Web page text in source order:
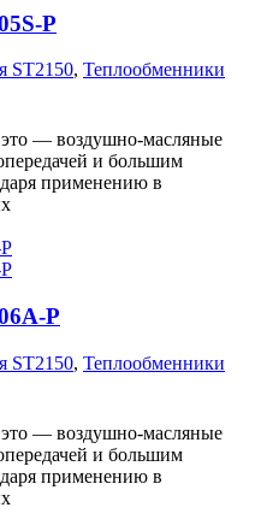
P
ST2150, Теплообменники
— воздушно-масляные
и большим
применению в
P
ST2150, Теплообменники
— воздушно-масляные
и большим
применению в